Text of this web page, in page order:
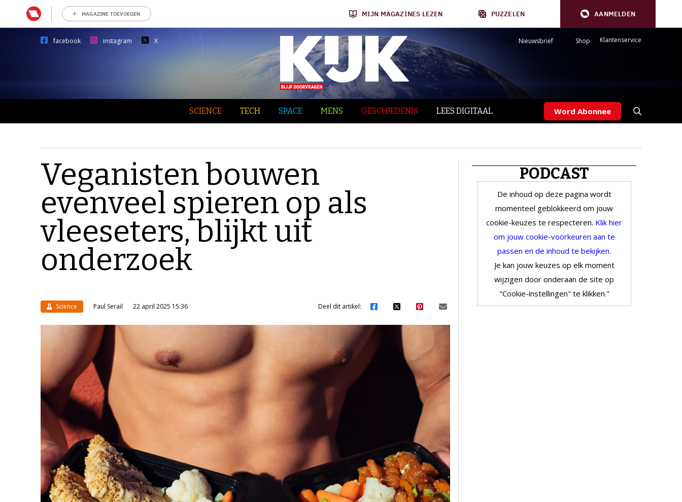
MAGAZINE TOEVOEGEN MIJN MAGAZINES LEZEN PUZZELEN AANMELDEN
facebook instagram X Nieuwsbrief Shop Klantenservice
SCIENCE TECH SPACE MENS GESCHIEDENIS LEES DIGITAAL Word Abonnee
Veganisten bouwen
evenveel spieren op als
vleeseters, blijkt uit
onderzoek
Science Paul Serail 22 april 2025 15:36 Deel dit artikel:
PODCAST
De inhoud op deze pagina wordt
momenteel geblokkeerd om jouw
cookie-keuzes te respecteren. Klik hier
om jouw cookie-voorkeuren aan te
passen en de inhoud te bekijken.
Je kan jouw keuzes op elk moment
wijzigen door onderaan de site op
"Cookie-instellingen" te klikken."